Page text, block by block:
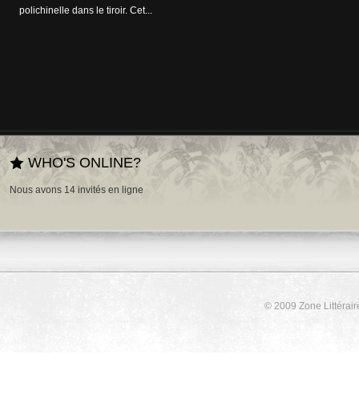
polichinelle dans le tiroir. Cet...
WHO'S ONLINE?
Nous avons 14 invités en ligne
© 2009 Zone